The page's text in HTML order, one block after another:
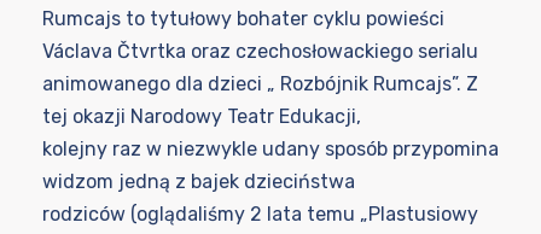
Rumcajs to tytułowy bohater cyklu powieści
Václava Čtvrtka oraz czechosłowackiego serialu
animowanego dla dzieci „ Rozbójnik Rumcajs”. Z
tej okazji Narodowy Teatr Edukacji,
kolejny raz w niezwykle udany sposób przypomina
widzom jedną z bajek dzieciństwa
rodziców (oglądaliśmy 2 lata temu „Plastusiowy